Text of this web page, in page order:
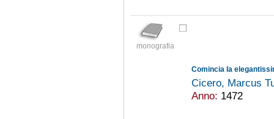
monografia
Cicero, Marcus
Anno: 1472